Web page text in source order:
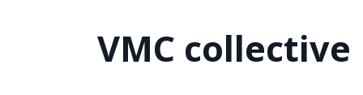
VMC collective